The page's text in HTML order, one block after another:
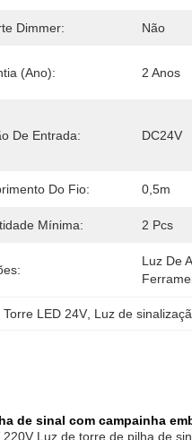
Dimmer: Não
(ano): 2 Anos
De Entrada: DC24V
Do Fio: 0,5m
Mínima: 2 Pcs
Luz De
LED 24V Luz de
de sinal com campainha
Luz de torre de pilha de